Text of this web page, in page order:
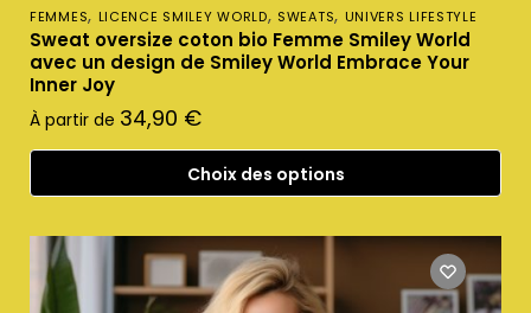
FEMMES, LICENCE SMILEY WORLD, SWEATS, UNIVERS LIFESTYLE
Sweat oversize coton bio Femme Smiley World
avec un design de Smiley World Embrace Your
Inner Joy
À partir de 34,90 €
Choix des options